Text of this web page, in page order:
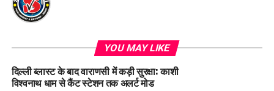
YOU MAY LIKE
दिल्ली ब्लास्ट के बाद वाराणसी में कड़ी सुरक्षा: काशी
विश्वनाथ धाम से कैंट स्टेशन तक अलर्ट मोड